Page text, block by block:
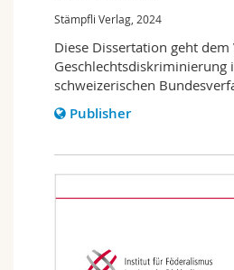
Stämpfli Verlag, 2024
Diese Dissertation geht
Geschlechtsdiskriminierung
schweizerischen
Publisher